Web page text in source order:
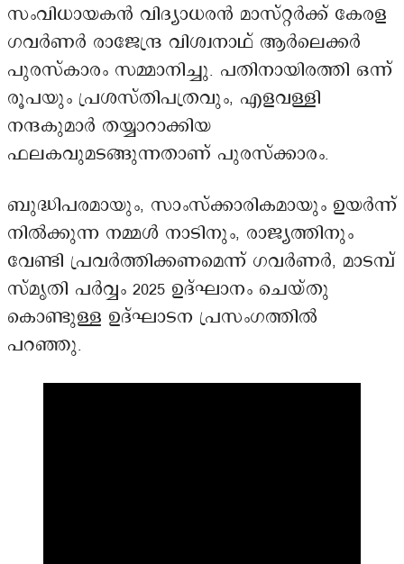
സംവിധായകൻ വിദ്യാധരൻ മാസ്റ്റർക്ക് കേരള
ഗവർണർ രാജേന്ദ്ര വിശ്വനാഥ് ആർലെക്കർ
പുരസ്കാരം സമ്മാനിച്ചു. പതിനായിരത്തി ഒന്ന്
രൂപയും പ്രശസ്തിപത്രവും, എളവള്ളി
നന്ദകുമാർ തയ്യാറാക്കിയ
ഫലകവുമടങ്ങുന്നതാണ് പുരസ്ക്കാരം.
ബുദ്ധിപരമായും, സാംസ്ക്കാരികമായും ഉയർന്ന്
നിൽക്കുന്ന നമ്മൾ നാടിനും, രാജ്യത്തിനും
വേണ്ടി പ്രവർത്തിക്കണമെന്ന് ഗവർണർ, മാടമ്പ്
സ്മൃതി പർവ്വം 2025 ഉദ്ഘാനം ചെയ്തു
കൊണ്ടുള്ള ഉദ്ഘാടന പ്രസംഗത്തിൽ
പറഞ്ഞു.